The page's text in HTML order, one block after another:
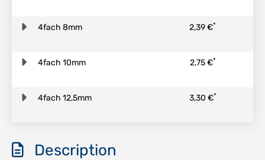
4fach 8mm 2,39 €*
4fach 10mm 2,75 €*
4fach 12,5mm 3,30 €*
Description